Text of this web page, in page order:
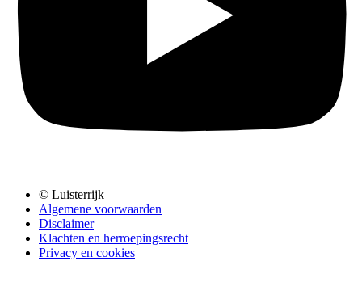
© Luisterrijk
Algemene voorwaarden
Disclaimer
Klachten en herroepingsrecht
Privacy en cookies